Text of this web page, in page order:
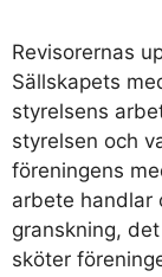
Revisorernas
Sällskapets
styrelsens
styrelsen och
föreningens
arbete handlar
granskning,
sköter